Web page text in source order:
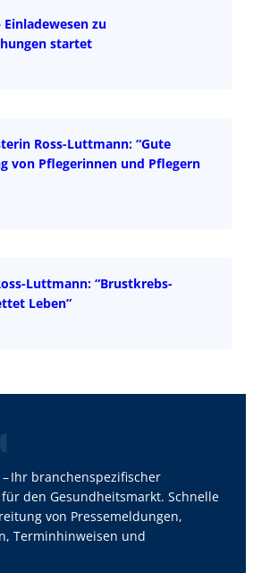
Einladewesen zu
startet
Ross-Luttmann: “Gute
von Pflegerinnen und Pflegern
Luttmann: “Brustkrebs-
Leben”
– Ihr branchenspezifischer
den Gesundheitsmarkt. Schnelle
von Pressemeldungen,
Terminhinweisen und